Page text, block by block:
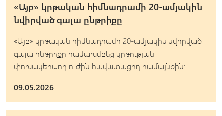
«Այբ» կրթական հիմնադրամի 20-ամյակին
նվիրված գալա ընթրիքը
«Այբ» կրթական հիմնադրամի 20-ամյակին նվիրված
գալա ընթրիքը համախմբեց կրթության
փոխակերպող ուժին հավատացող համայնքին։
09.05.2026